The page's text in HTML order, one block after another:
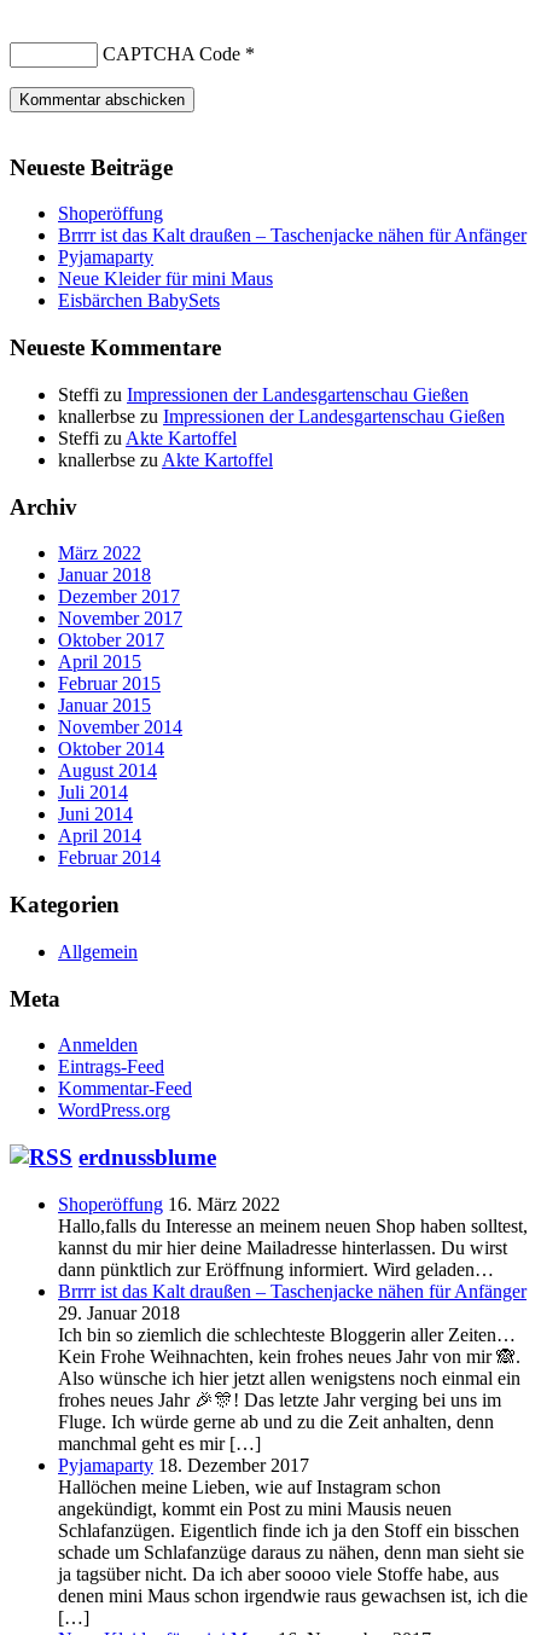
CAPTCHA Code *
Neueste Beiträge
Shoperöffung
Brrrr ist das Kalt draußen – Taschenjacke nähen für Anfänger
Pyjamaparty
Neue Kleider für mini Maus
Eisbärchen BabySets
Neueste Kommentare
Steffi zu Impressionen der Landesgartenschau Gießen
knallerbse zu Impressionen der Landesgartenschau Gießen
Steffi zu Akte Kartoffel
knallerbse zu Akte Kartoffel
Archiv
März 2022
Januar 2018
Dezember 2017
November 2017
Oktober 2017
April 2015
Februar 2015
Januar 2015
November 2014
Oktober 2014
August 2014
Juli 2014
Juni 2014
April 2014
Februar 2014
Kategorien
Allgemein
Meta
Anmelden
Eintrags-Feed
Kommentar-Feed
WordPress.org
erdnussblume
Shoperöffung 16. März 2022
Hallo,falls du Interesse an meinem neuen Shop haben solltest,
kannst du mir hier deine Mailadresse hinterlassen. Du wirst
dann pünktlich zur Eröffnung informiert. Wird geladen…
Brrrr ist das Kalt draußen – Taschenjacke nähen für Anfänger
29. Januar 2018
Ich bin so ziemlich die schlechteste Bloggerin aller Zeiten…
Kein Frohe Weihnachten, kein frohes neues Jahr von mir 🙈.
Also wünsche ich hier jetzt allen wenigstens noch einmal ein
frohes neues Jahr 🎉🎊! Das letzte Jahr verging bei uns im
Fluge. Ich würde gerne ab und zu die Zeit anhalten, denn
manchmal geht es mir […]
Pyjamaparty 18. Dezember 2017
Hallöchen meine Lieben, wie auf Instagram schon
angekündigt, kommt ein Post zu mini Mausis neuen
Schlafanzügen. Eigentlich finde ich ja den Stoff ein bisschen
schade um Schlafanzüge daraus zu nähen, denn man sieht sie
ja tagsüber nicht. Da ich aber soooo viele Stoffe habe, aus
denen mini Maus schon irgendwie raus gewachsen ist, ich die
[…]